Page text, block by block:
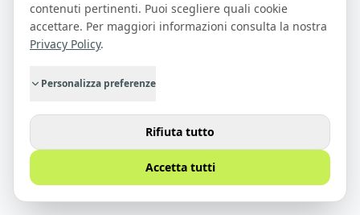
contenuti pertinenti. Puoi scegliere quali cookie
accettare. Per maggiori informazioni consulta la nostra
Privacy Policy.
Personalizza preferenze
Rifiuta tutto
Accetta tutti